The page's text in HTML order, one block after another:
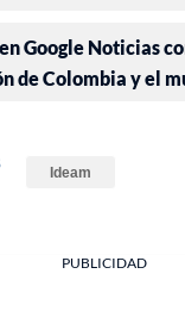
Google Noticias
de Colombia y el
Ideam
PUBLICIDAD